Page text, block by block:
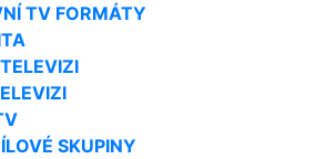
TV FORMÁTY
SKUPINY